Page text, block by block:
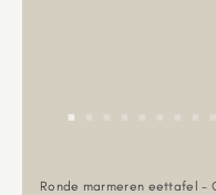
Ronde marmeren eettafel -